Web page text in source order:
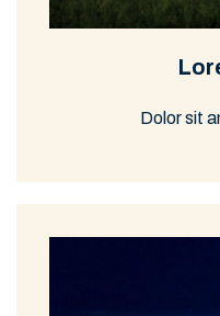
Dolor sit